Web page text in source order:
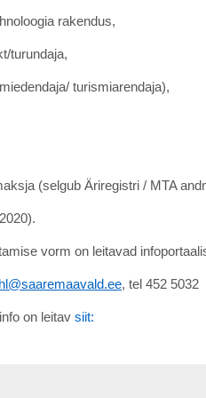
rakendus,
turundaja,
turismiarendaja),
(selgub Äriregistri / MTA
vorm on leitavad
, tel 452 5032
on leitav siit: